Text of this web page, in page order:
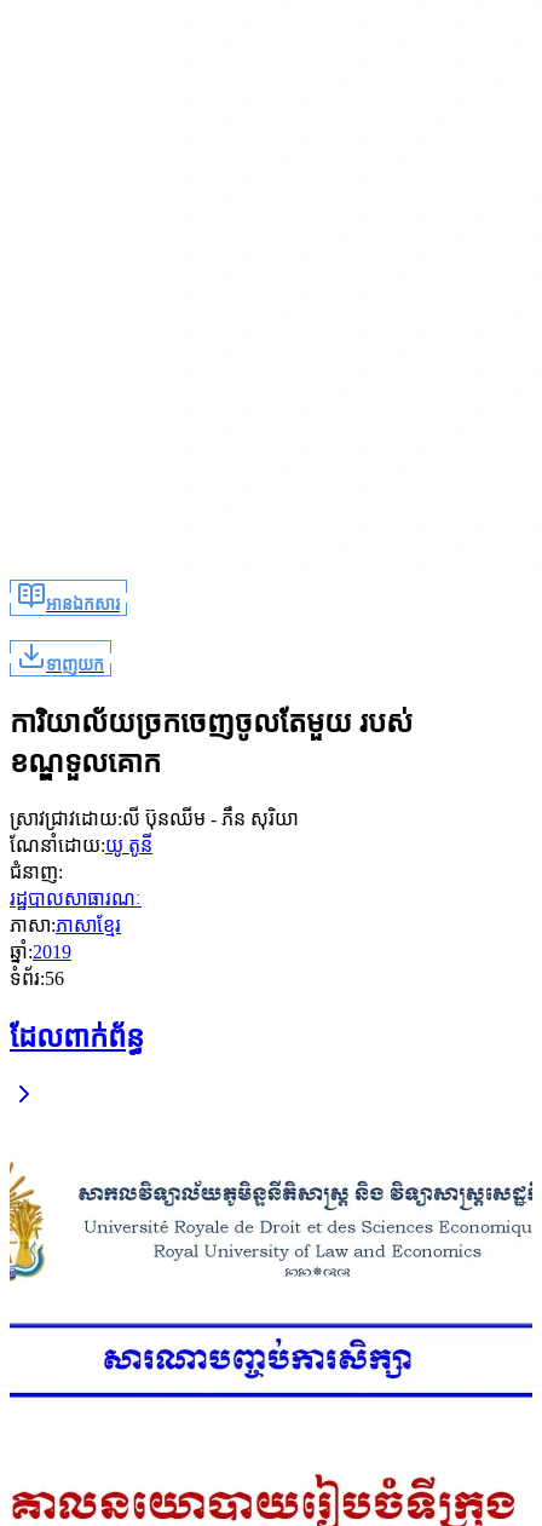
អានឯកសារ
ទាញយក
ការិយាល័យច្រកចេញចូលតែមួយ របស់
ខណ្ឌទួលគោក
ស្រាវជ្រាវដោយ:លី ប៊ុនឈីម - ភឹន សុរិយា
ណែនាំដោយ:យូ តូនី
ជំនាញ:
រដ្ឋបាលសាធារណៈ
ភាសា:ភាសាខ្មែរ
ឆ្នាំ:2019
ទំព័រ:56
ដែលពាក់ព័ន្ធ